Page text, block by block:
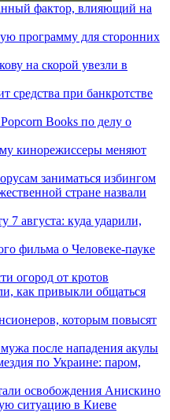
фактор, влияющий на
программу для сторонних
на скорой увезли в
средства при банкротстве
Books по делу о
кинорежиссеры меняют
заниматься избингом
стране назвали
7 августа: куда ударили,
фильма о Человеке-пауке
огород от кротов
как привыкли общаться
которым повысят
после нападения акулы
по Украине: паром,
освобождения Анискино
ситуацию в Киеве